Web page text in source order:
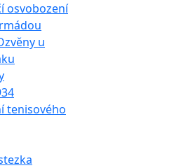
osvobození
u
tenisového